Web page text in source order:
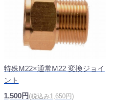
特殊M22×通常M22 変換ジョイ
ント
1,500円 (税込み1,650円)